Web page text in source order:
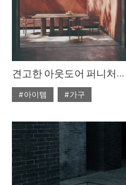
견고한 아웃도어 퍼니처를 찾고 있다면
#아이템
#가구
#ISSUE263
#테이블